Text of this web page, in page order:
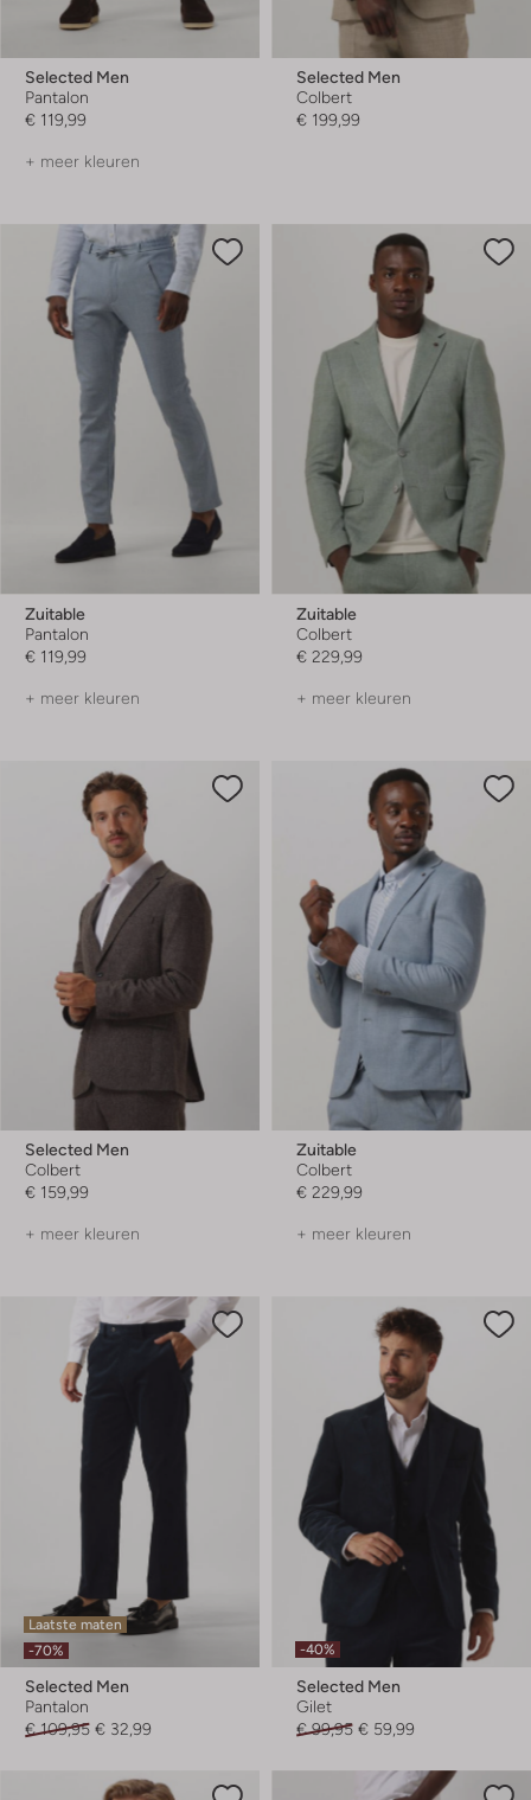
Selected Men
Pantalon
€ 119,99
+ meer kleuren
Selected Men
Colbert
€ 199,99
Zuitable
Pantalon
€ 119,99
+ meer kleuren
Zuitable
Colbert
€ 229,99
+ meer kleuren
Selected Men
Colbert
€ 159,99
+ meer kleuren
Zuitable
Colbert
€ 229,99
+ meer kleuren
Laatste maten
-70%
Selected Men
Pantalon
€ 109,95 € 32,99
-40%
Selected Men
Gilet
€ 99,95 € 59,99